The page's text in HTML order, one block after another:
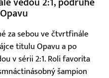
za sebou ve čtvrtfinále
titulu Opavu a po
v sérii 2:1. Roli favorita
šampion